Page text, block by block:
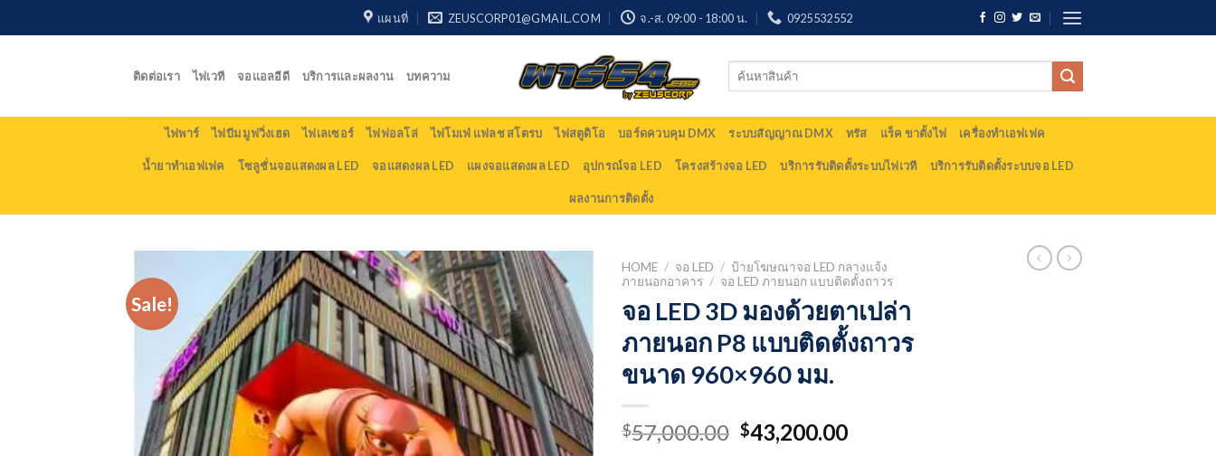
to
แผนที่ ZEUSCORP01@GMAIL.COM จ.-ส. 09:00 - 18:00 น. 0925532552
ติดต่อเรา ไฟเวที จอแอลอีดี บริการและผลงาน บทความ
Search
ไฟพาร์ ไฟบีม มูฟวิ่งเฮด ไฟเลเซอร์ ไฟฟอลโล่ ไฟโมเฟ่ แฟลช สโตรบ ไฟสตูดิโอ บอร์ดควบคุม DMX ระบบสัญญาณ DMX ทรัส แร็ค ขาตั้งไฟ เครื่องทำเอฟเฟค
น้ำยาทำเอฟเฟค โซลูชั่นจอแสดงผล LED จอแสดงผล LED แผงจอแสดงผล LED อุปกรณ์จอ LED โครงสร้างจอ LED บริการรับติดตั้งระบบไฟเวที บริการรับติดตั้งระบบจอ LED
ผลงานการติดตั้ง
Sale!
HOME / จอ LED / ป้ายโฆษณาจอ LED กลางแจ้ง
ภายนอกอาคาร / จอ LED ภายนอก แบบติดตั้งถาวร
จอ LED 3D มองด้วยตาเปล่า
ภายนอก P8 แบบติดตั้งถาวร
ขนาด 960×960 มม.
$57,000.00 Original
$43,200.00Current